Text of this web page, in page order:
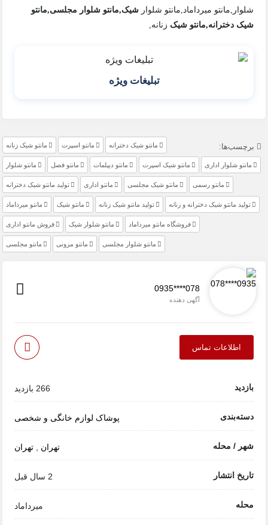
شلوار,مانتو میرداماد,مانتو شلوارشیک,مانتو شلوار مجلسی,مانتو
شیک دخترانه,مانتو شیک زنانه,
تبلیغات ویژه
برچسب‌ها: مانتو شیک دخترانه مانتو اسپرت مانتو شیک زنانه
مانتو شلوار اداری مانتو شیک اسپرت مانتو دیپلمات مانتو فصل مانتو شلوار
مانتو رسمی مانتو شیک مجلسی مانتو اداری تولید مانتو شیک دخترانه
تولید مانتو شیک دخترانه و زنانه تولید مانتو شیک زنانه مانتو شیک مانتو میرداماد
فروشگاه مانتو میرداماد مانتو شلوار شیک فروش مانتو اداری
مانتو شلوار مجلسی مانتو مزونی مانتو مجلسی
0935****078
آگهی دهنده
اطلاعات تماس
بازدید 266 بازدید
دسته‌بندی پوشاک لوازم خانگی و شخصی
شهر / محله تهران تهران
تاریخ انتشار 2 سال قبل
محله میرداماد